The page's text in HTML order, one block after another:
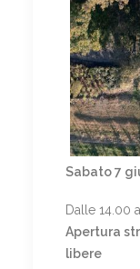
Sabato 7
Dalle 14.00
Apertura
libere